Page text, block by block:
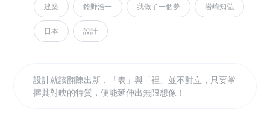
建築 鈴野浩一 我做了一個夢 岩崎知弘
日本 設計
設計就該翻陳出新，「表」與「裡」並不對立，只要掌
握其對映的特質，便能延伸出無限想像！